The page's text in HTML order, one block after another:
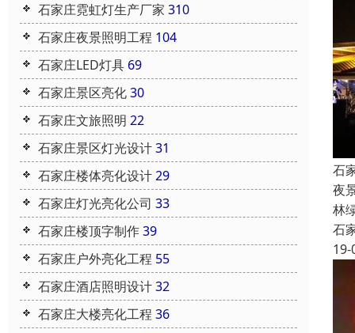
石家庄霓虹灯生产厂家 310
石家庄夜景照明工程 104
石家庄LED灯具 69
石家庄景区亮化30
石家庄文旅照明 22
石家庄景区灯光设计31
石家庄楼体亮化设计29
石家庄灯光亮化公司 33
石家庄楼顶字制作39
石家庄户外亮化工程 55
石家庄酒店照明设计32
石家庄大楼亮化工程 36
石
夜
林
石
19-